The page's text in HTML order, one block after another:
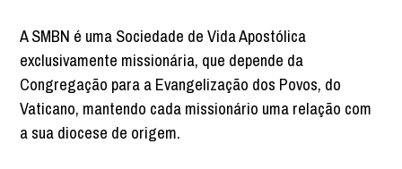
A SMBN é uma Sociedade de Vida Apostólica
exclusivamente missionária, que depende da
Congregação para a Evangelização dos Povos, do
Vaticano, mantendo cada missionário uma relação com
a sua diocese de origem.